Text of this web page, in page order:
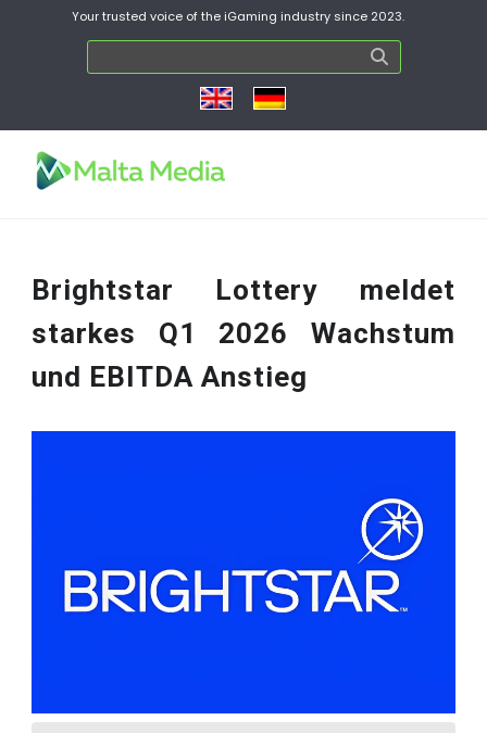
Your trusted voice of the iGaming industry since 2023.
Brightstar Lottery meldet
starkes Q1 2026 Wachstum
und EBITDA Anstieg